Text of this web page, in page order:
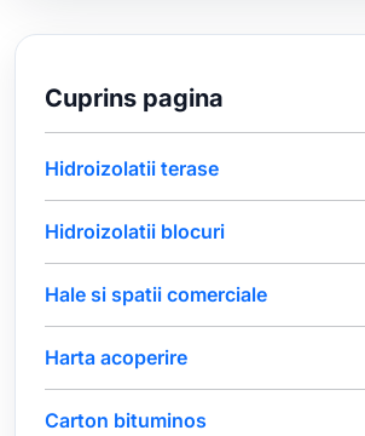
Cuprins pagina
Hidroizolatii terase
Hidroizolatii blocuri
Hale si spatii comerciale
Harta acoperire
Carton bituminos